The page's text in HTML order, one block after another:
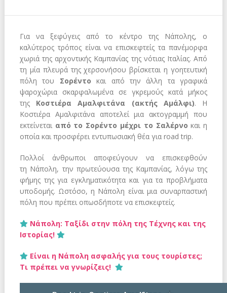
Για να ξεφύγεις από το κέντρο της Νάπολης, ο
καλύτερος τρόπος είναι να επισκεφτείς τα πανέμορφα
χωριά της αρχοντικής Καμπανίας της νότιας Ιταλίας. Από
τη μία πλευρά της χερσονήσου βρίσκεται η γοητευτική
πόλη του Σορέντοκαι από την άλλη τα γραφικά
ψαροχώρια σκαρφαλωμένα σε γκρεμούς κατά μήκος
της Κοστιέρα Αμαλφιτάνα (ακτής Αμάλφι). Η
Κοστιέρα Αμαλφιτάνα αποτελεί μια ακτογραμμή που
εκτείνεται από το Σορέντο μέχρι το Σαλέρνο και η
οποία και προσφέρει εντυπωσιακή θέα για road trip.
Πολλοί άνθρωποι αποφεύγουν να επισκεφθούν
τη Νάπολη, την πρωτεύουσα της Καμπανίας, λόγω της
φήμης της για εγκληματικότητα και για τα προβλήματα
υποδομής. Ωστόσο, η Νάπολη είναι μια συναρπαστική
πόλη που πρέπει οπωσδήποτε να επισκεφτείς.
Νάπολη: Tαξίδι στην πόλη της Τέχνης και της
Ιστορίας!
Είναι η Νάπολη ασφαλής για τους τουρίστες;
Τι πρέπει να γνωρίζεις!